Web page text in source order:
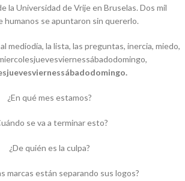
la Universidad de Vrije en Bruselas. Dos mil
humanos se apuntaron sin quererlo.
mediodía, la lista, las preguntas, inercia, miedo,
¿En qué mes estamos?
se va a terminar esto?
¿De quién es la culpa?
marcas están separando sus logos?